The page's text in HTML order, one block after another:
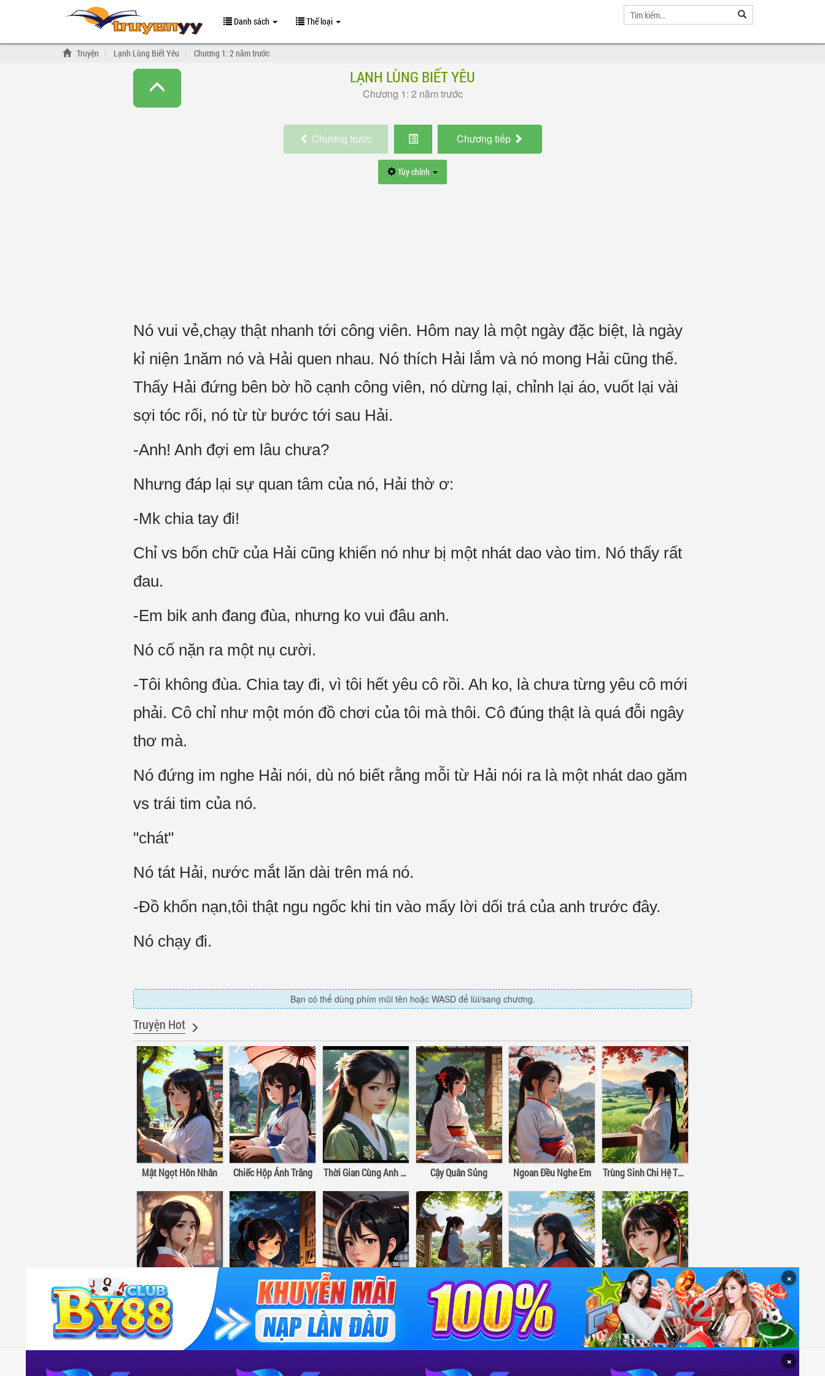
Danh sách Thể loại
Truyện Lạnh Lùng Biết Yêu Chương 1: 2 năm trước
LẠNH LÙNG BIẾT YÊU
Chương 1: 2 năm trước
Chương trước Chương tiếp
Tùy chỉnh
Nó vui vẻ,chạy thật nhanh tới công viên. Hôm nay là một ngày đặc biệt, là ngày
kỉ niện 1năm nó và Hải quen nhau. Nó thích Hải lắm và nó mong Hải cũng thế.
Thấy Hải đứng bên bờ hồ cạnh công viên, nó dừng lại, chỉnh lại áo, vuốt lại vài
sợi tóc rối, nó từ từ bước tới sau Hải.
-Anh! Anh đợi em lâu chưa?
Nhưng đáp lại sự quan tâm của nó, Hải thờ ơ:
-Mk chia tay đi!
Chỉ vs bốn chữ của Hải cũng khiến nó như bị một nhát dao vào tim. Nó thấy rất
đau.
-Em bik anh đang đùa, nhưng ko vui đâu anh.
Nó cố nặn ra một nụ cười.
-Tôi không đùa. Chia tay đi, vì tôi hết yêu cô rồi. Ah ko, là chưa từng yêu cô mới
phải. Cô chỉ như một món đồ chơi của tôi mà thôi. Cô đúng thật là quá đỗi ngây
thơ mà.
Nó đứng im nghe Hải nói, dù nó biết rằng mỗi từ Hải nói ra là một nhát dao găm
vs trái tim của nó.
"chát"
Nó tát Hải, nước mắt lăn dài trên má nó.
-Đồ khốn nạn,tôi thật ngu ngốc khi tin vào mấy lời dối trá của anh trước đây.
Nó chạy đi.
Bạn có thể dùng phím mũi tên hoặc WASD để lùi/sang chương.
Truyện Hot
Mật Ngọt Hôn Nhân Chiếc Hộp Ánh Trăng Thời Gian Cùng Anh Vừa Hay Đúng Lúc Cậy Quân Sủng Ngoan Đều Nghe Em Trùng Sinh Chi Hệ Thống Tự Cứu Của Nhân Vật Phản Diện
Công Tắc Tình Yêu Bóc Kẹo – Đa Nhục Bồ Đào Hảo Hảo Hát Siêu Cấp Cưng Chiều Đầu Xuân Tươi Sáng Đồ Đệ Xuống Núi Vô Địch Thiên Hạ
kho truyện tiên hiệp, đô thị, dị giới, sắc hiệp cập nhật nhanh, giao diện dễ đọc..
×
×